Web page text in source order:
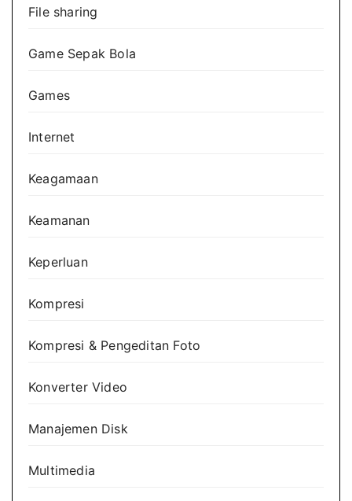
File sharing
Game Sepak Bola
Games
Internet
Keagamaan
Keamanan
Keperluan
Kompresi
Kompresi & Pengeditan Foto
Konverter Video
Manajemen Disk
Multimedia